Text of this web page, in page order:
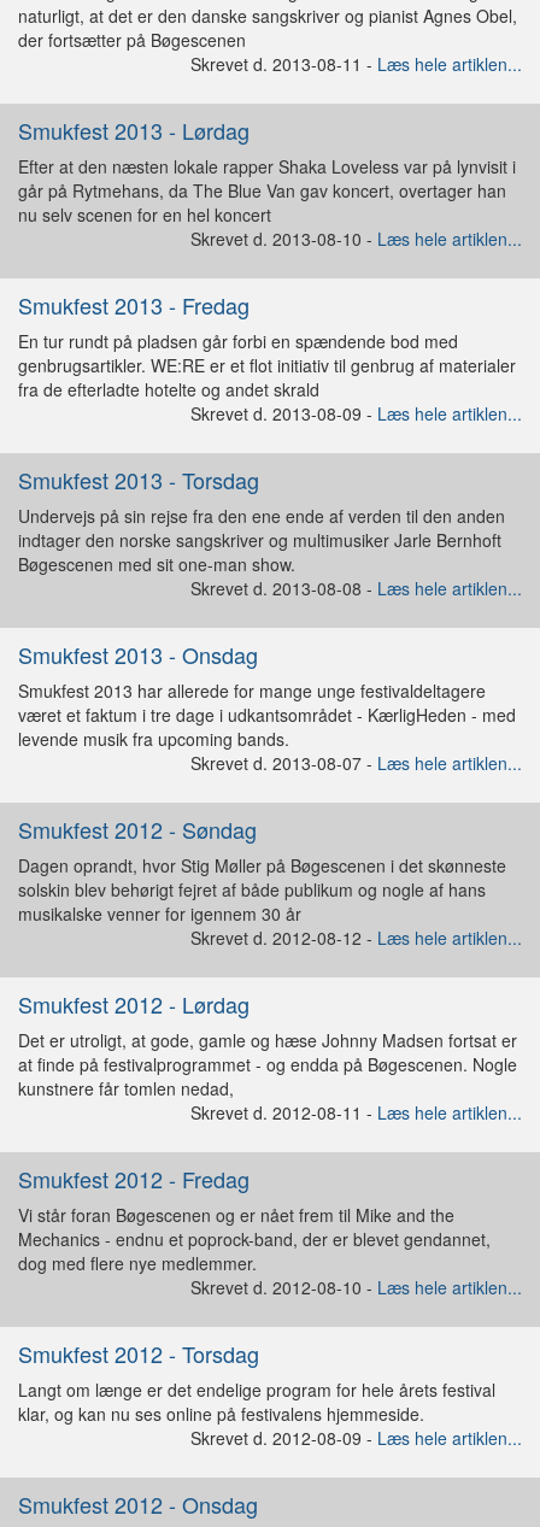
naturligt, at det er den danske sangskriver og pianist Agnes Obel,
der fortsætter på Bøgescenen
Skrevet d. 2013-08-11 - Læs hele artiklen...
Smukfest 2013 - Lørdag
Efter at den næsten lokale rapper Shaka Loveless var på lynvisit i
går på Rytmehans, da The Blue Van gav koncert, overtager han
nu selv scenen for en hel koncert
Skrevet d. 2013-08-10 - Læs hele artiklen...
Smukfest 2013 - Fredag
En tur rundt på pladsen går forbi en spændende bod med
genbrugsartikler. WE:RE er et flot initiativ til genbrug af materialer
fra de efterladte hotelte og andet skrald
Skrevet d. 2013-08-09 - Læs hele artiklen...
Smukfest 2013 - Torsdag
Undervejs på sin rejse fra den ene ende af verden til den anden
indtager den norske sangskriver og multimusiker Jarle Bernhoft
Bøgescenen med sit one-man show.
Skrevet d. 2013-08-08 - Læs hele artiklen...
Smukfest 2013 - Onsdag
Smukfest 2013 har allerede for mange unge festivaldeltagere
været et faktum i tre dage i udkantsområdet - KærligHeden - med
levende musik fra upcoming bands.
Skrevet d. 2013-08-07 - Læs hele artiklen...
Smukfest 2012 - Søndag
Dagen oprandt, hvor Stig Møller på Bøgescenen i det skønneste
solskin blev behørigt fejret af både publikum og nogle af hans
musikalske venner for igennem 30 år
Skrevet d. 2012-08-12 - Læs hele artiklen...
Smukfest 2012 - Lørdag
Det er utroligt, at gode, gamle og hæse Johnny Madsen fortsat er
at finde på festivalprogrammet - og endda på Bøgescenen. Nogle
kunstnere får tomlen nedad,
Skrevet d. 2012-08-11 - Læs hele artiklen...
Smukfest 2012 - Fredag
Vi står foran Bøgescenen og er nået frem til Mike and the
Mechanics - endnu et poprock-band, der er blevet gendannet,
dog med flere nye medlemmer.
Skrevet d. 2012-08-10 - Læs hele artiklen...
Smukfest 2012 - Torsdag
Langt om længe er det endelige program for hele årets festival
klar, og kan nu ses online på festivalens hjemmeside.
Skrevet d. 2012-08-09 - Læs hele artiklen...
Smukfest 2012 - Onsdag